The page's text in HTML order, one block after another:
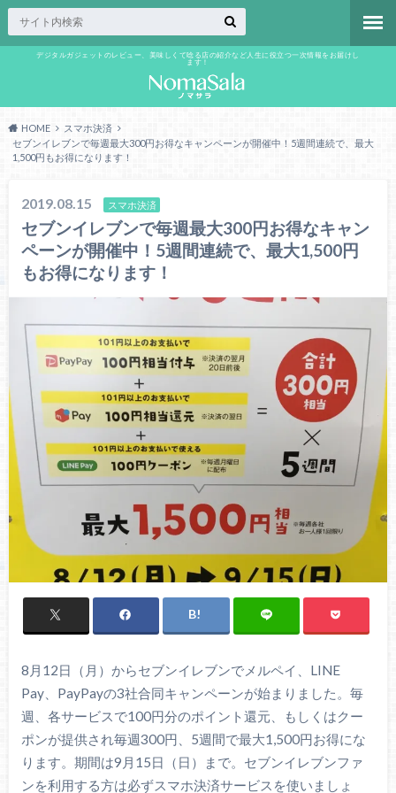
デジタルガジェットのレビュー、美味しくて唸る店の紹介など人生に役立つ一次情報をお届けし
ます！
HOME
スマホ決済
セブンイレブンで毎週最大300円お得なキャンペーンが開催中！5週間連続で、最大
1,500円もお得になります！
2019.08.15 スマホ決済
セブンイレブンで毎週最大300円お得なキャン
ペーンが開催中！5週間連続で、最大1,500円
もお得になります！
8月12日（月）からセブンイレブンでメルペイ、LINE
Pay、PayPayの3社合同キャンペーンが始まりました。毎
週、各サービスで100円分のポイント還元、もしくはクー
ポンが提供され毎週300円、5週間で最大1,500円お得にな
ります。期間は9月15日（日）まで。セブンイレブンファ
ンを利用する方は必ずスマホ決済サービスを使いましょ